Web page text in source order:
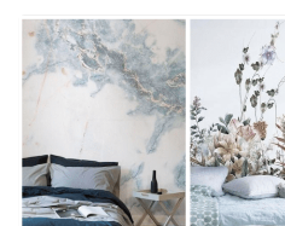
Design
Sledujte prima+
Přihlášení